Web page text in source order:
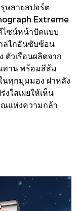
ษสายสปอร์ต
Extreme
ไซน์หน้าปัดแบบ
ลไกอันซับซ้อน
ตัวเรือนผลิตจาก
ทาน พร้อมสีส้ม
นทุกมุมมอง ฝาหลัง
ใสเผยให้เห็น
แห่งความกล้า